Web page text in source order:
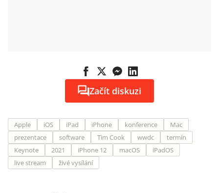
Začít diskuzi
Apple iOS iPad iPhone konference
Mac
prezentace
software Tim Cook wwdc
termín
Keynote
2021 iPhone 12 macOS
iPadOS
live stream
živé vysílání